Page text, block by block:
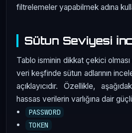
filtrelemeler yapabilmek adına
Sütun Seviyesi
Tablo isminin dikkat çekici
veri keşfinde sütun adlarının
açıklayıcıdır. Özellikle,
hassas verilerin varlığına dair
PASSWORD
TOKEN